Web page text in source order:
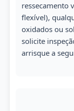
ressecamento
flexível),
oxidados ou
solicite
arrisque a